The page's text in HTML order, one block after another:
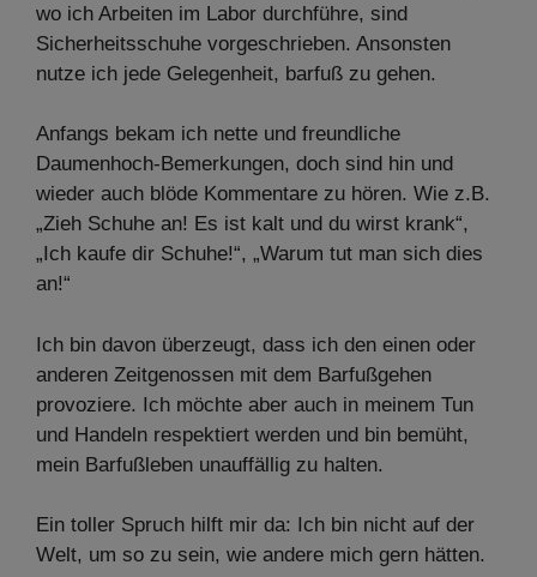
wo ich Arbeiten im Labor durchführe, sind
Sicherheitsschuhe vorgeschrieben. Ansonsten
nutze ich jede Gelegenheit, barfuß zu gehen.
Anfangs bekam ich nette und freundliche
Daumenhoch-Bemerkungen, doch sind hin und
wieder auch blöde Kommentare zu hören. Wie z.B.
„Zieh Schuhe an! Es ist kalt und du wirst krank“,
„Ich kaufe dir Schuhe!“, „Warum tut man sich dies
an!“
Ich bin davon überzeugt, dass ich den einen oder
anderen Zeitgenossen mit dem Barfußgehen
provoziere. Ich möchte aber auch in meinem Tun
und Handeln respektiert werden und bin bemüht,
mein Barfußleben unauffällig zu halten.
Ein toller Spruch hilft mir da: Ich bin nicht auf der
Welt, um so zu sein, wie andere mich gern hätten.